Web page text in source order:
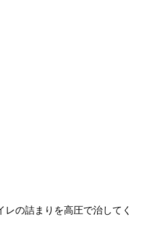
の詰まりを高圧で治してく